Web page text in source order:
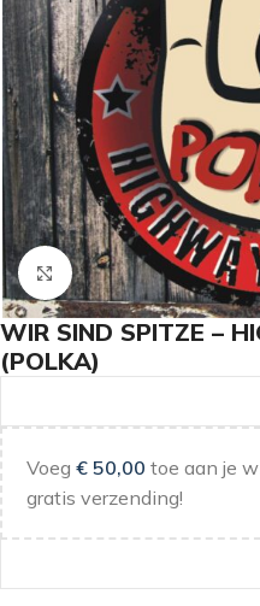
Klik om te vergroten
WIR SIND SPITZE –
(POLKA)
Voeg € 50,00 toe aan je
gratis verzending!